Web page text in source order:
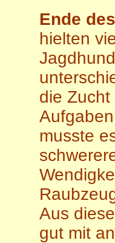
Ende
hielten
die
musste
Aus
gut mit